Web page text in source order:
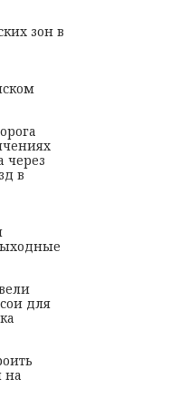
зон в
через
в
для
на